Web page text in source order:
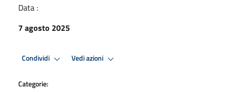
Data :
7 agosto 2025
Condividi Vedi azioni
Categorie: